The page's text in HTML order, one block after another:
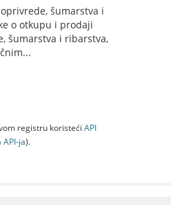
šumarstva i
o otkupu i prodaji
šumarstva i ribarstva,
registru koristeći API
jа).